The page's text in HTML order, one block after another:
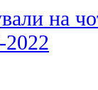
на
2022